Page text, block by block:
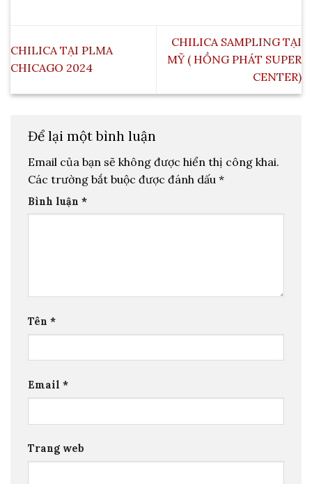
CHILICA TẠI PLMA
CHICAGO 2024
CHILICA SAMPLING TẠI
MỸ ( HỒNG PHÁT SUPER
CENTER)
Để lại một bình luận
Email của bạn sẽ không được hiển thị công khai.
Các trường bắt buộc được đánh dấu *
Bình luận *
Tên *
Email *
Trang web